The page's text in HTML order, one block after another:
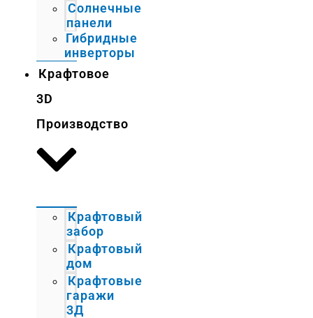
Солнечные
панели
Гибридные
инверторы
Крафтовое
3D
Производство
Крафтовый
забор
Крафтовый
дом
Крафтовые
гаражи
3Д